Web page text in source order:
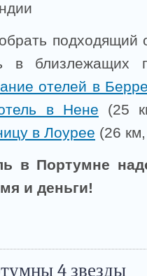
подходящий
в близлежащих
отелей в
в Нене (25
в Лоурее (26
в Портумне
и деньги!
4 звезды